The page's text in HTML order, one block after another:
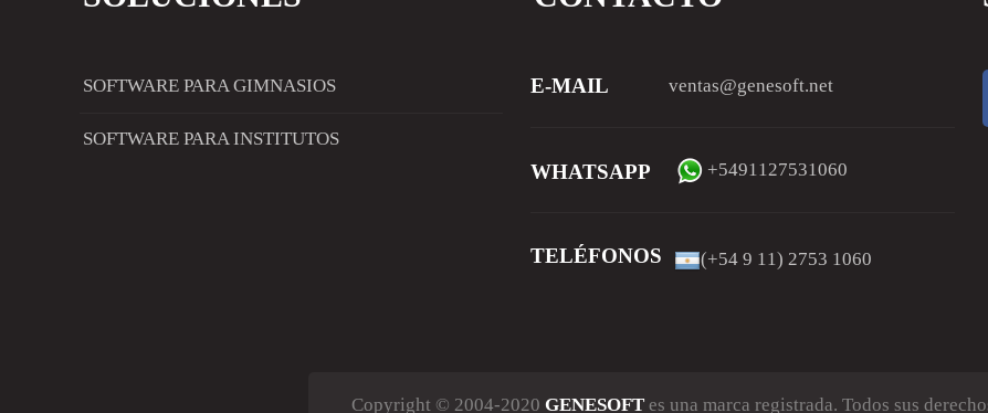
SOFTWARE PARA GIMNASIOS
SOFTWARE PARA INSTITUTOS
E-MAIL ventas@genesoft.net
WHATSAPP +5491127531060
TELÉFONOS (+54 9 11) 2753 1060
Copyright © 2004-2020 GENESOFT es una marca registrada. Todos sus